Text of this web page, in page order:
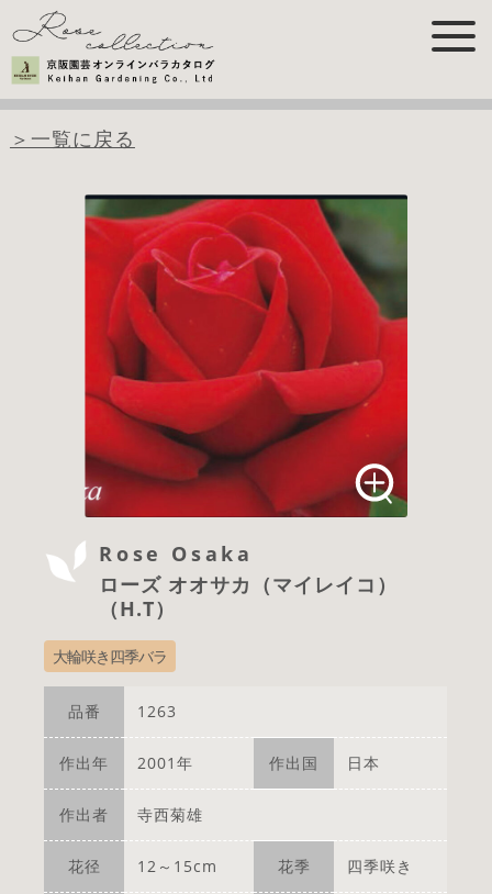
＞一覧に戻る
Rose Osaka
ローズ オオサカ（マイレイコ）
（H.T）
大輪咲き四季バラ
品番 1263
作出年 2001年 作出国 日本
作出者 寺西菊雄
花径 12～15cm 花季 四季咲き